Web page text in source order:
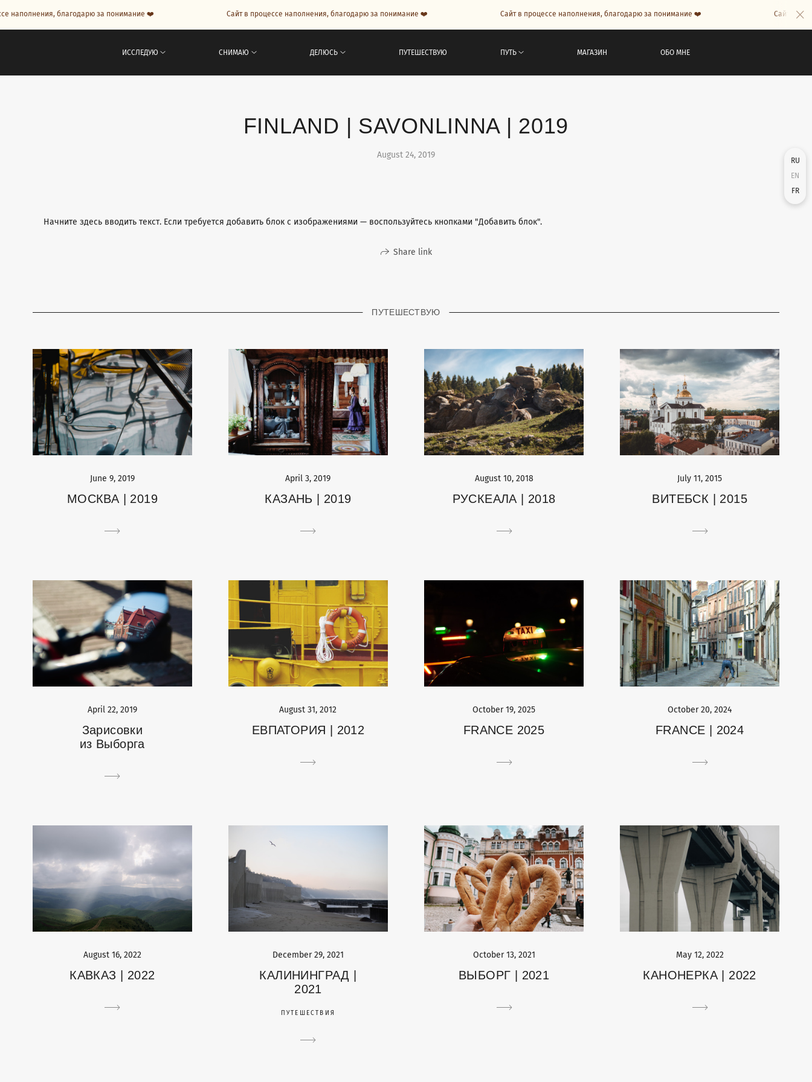
ИССЛЕДУЮ СНИМАЮ ДЕЛЮСЬ ПУТЕШЕСТВУЮ ПУТЬ МАГАЗИН ОБО МНЕ
FINLAND | SAVONLINNA | 2019
August 24, 2019
Начните здесь вводить текст. Если требуется добавить блок с изображениями — воспользуйтесь кнопками "Добавить блок".
Share link
ПУТЕШЕСТВУЮ
June 9, 2019
МОСКВА | 2019
April 3, 2019
КАЗАНЬ | 2019
August 10, 2018
РУСКЕАЛА | 2018
July 11, 2015
ВИТЕБСК | 2015
April 22, 2019
Зарисовки
из Выборга
August 31, 2012
ЕВПАТОРИЯ | 2012
October 19, 2025
FRANCE 2025
October 20, 2024
FRANCE | 2024
August 16, 2022
КАВКАЗ | 2022
December 29, 2021
КАЛИНИНГРАД |
2021
ПУТЕШЕСТВИЯ
October 13, 2021
ВЫБОРГ | 2021
May 12, 2022
КАНОНЕРКА | 2022
RU
EN
FR
благодарю за понимание ❤️ Сайт в процессе наполнения, благодарю за понимание ❤️ Сайт в процессе наполнения, благодарю за понимание ❤️ Сайт в